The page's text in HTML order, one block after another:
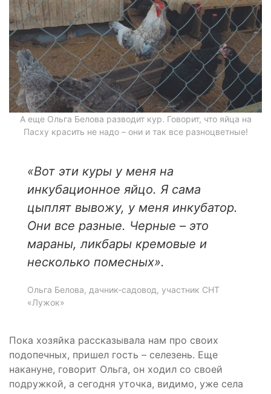
А еще Ольга Белова разводит кур. Говорит, что яйца на
Пасху красить не надо – они и так все разноцветные!
«Вот эти куры у меня на
инкубационное яйцо. Я сама
цыплят вывожу, у меня инкубатор.
Они все разные. Черные – это
мараны, ликбары кремовые и
несколько помесных».
Ольга Белова, дачник-садовод, участник СНТ
«Лужок»
Пока хозяйка рассказывала нам про своих
подопечных, пришел гость – селезень. Еще
накануне, говорит Ольга, он ходил со своей
подружкой, а сегодня уточка, видимо, уже села